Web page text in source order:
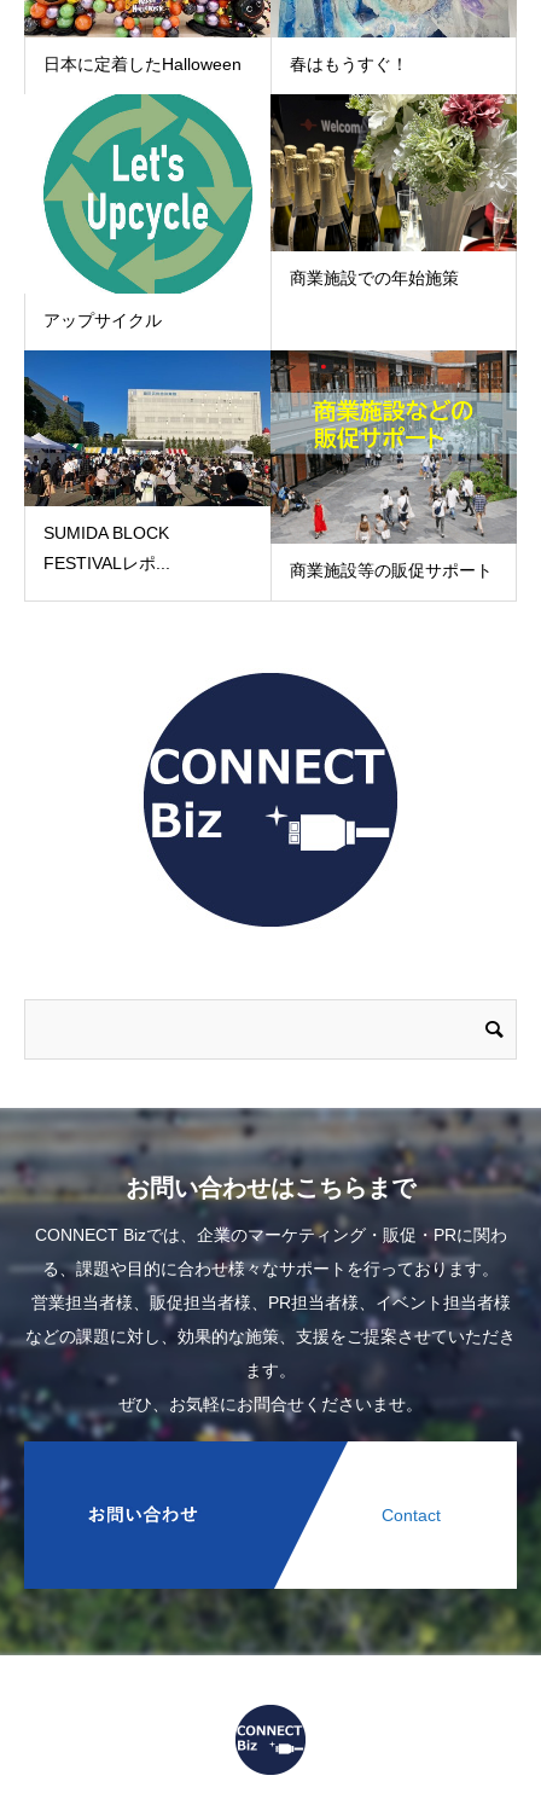
日本に定着したHalloween 春はもうすぐ！
アップサイクル
商業施設での年始施策
SUMIDA BLOCK
FESTIVALレポ...
商業施設等の販促サポート
お問い合わせはこちらまで
CONNECT Bizでは、企業のマーケティング・販促・PRに関わ
る、課題や目的に合わせ様々なサポートを行っております。
営業担当者様、販促担当者様、PR担当者様、イベント担当者様
などの課題に対し、効果的な施策、支援をご提案させていただき
ます。
ぜひ、お気軽にお問合せくださいませ。
Contact